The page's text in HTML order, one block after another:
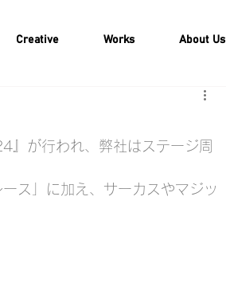
Creative Works About Us
』が行われ、弊社はステージ周
ス」に加え、サーカスやマジッ